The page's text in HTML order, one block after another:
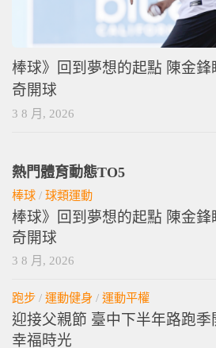
棒球》回到夢想的起點 陳金鋒
奇開球
3 8 月, 2026
熱門體育動態TO5
棒球 / 球類運動
棒球》回到夢想的起點 陳金鋒
奇開球
3 8 月, 2026
跑步 / 運動健身 / 運動平權
迎接父親節 臺中下半年路跑季